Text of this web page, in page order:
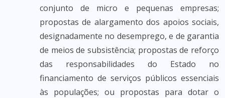
conjunto de micro e pequenas empresas;
propostas de alargamento dos apoios sociais,
designadamente no desemprego, e de garantia
de meios de subsistência; propostas de reforço
das responsabilidades do Estado no
financiamento de serviços públicos essenciais
às populações; ou propostas para dotar o